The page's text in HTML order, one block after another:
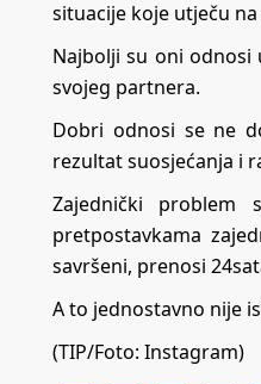
situacije koje utječu
Najbolji su oni odnosi
svojeg partnera.
Dobri odnosi se ne
rezultat suosjećanja i
Zajednički problem
pretpostavkama
savršeni, prenosi
A to jednostavno nije
(TIP/Foto: Instagram)